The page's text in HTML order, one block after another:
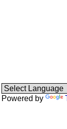
Powered by